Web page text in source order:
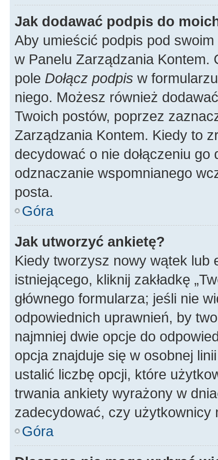
Jak dodawać podpis do
Aby umieścić podpis pod
w Panelu Zarządzania
pole Dołącz podpis w
niego. Możesz również
Twoich postów, poprzez
Zarządzania Kontem. Kiedy to
decydować o nie dołączeniu
odznaczanie wspomnianego
posta.
Góra
Jak utworzyć ankietę?
Kiedy tworzysz nowy wątek lub
istniejącego, kliknij zakładkę
głównego formularza; jeśli nie
odpowiednich uprawnień, by
najmniej dwie opcje do
opcja znajduje się w osobnej
ustalić liczbę opcji, które
trwania ankiety wyrażony w
zadecydować, czy użytkownicy
Góra